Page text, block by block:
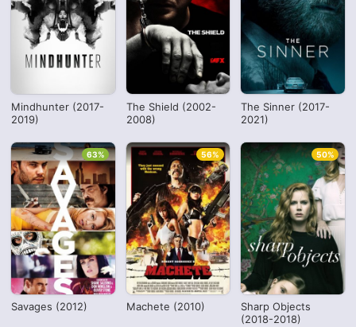
Mindhunter (2017-
2019)
The Shield (2002-
2008)
The Sinner (2017-
2021)
Savages (2012)
63%
Machete (2010)
56%
Sharp Objects
(2018-2018)
50%